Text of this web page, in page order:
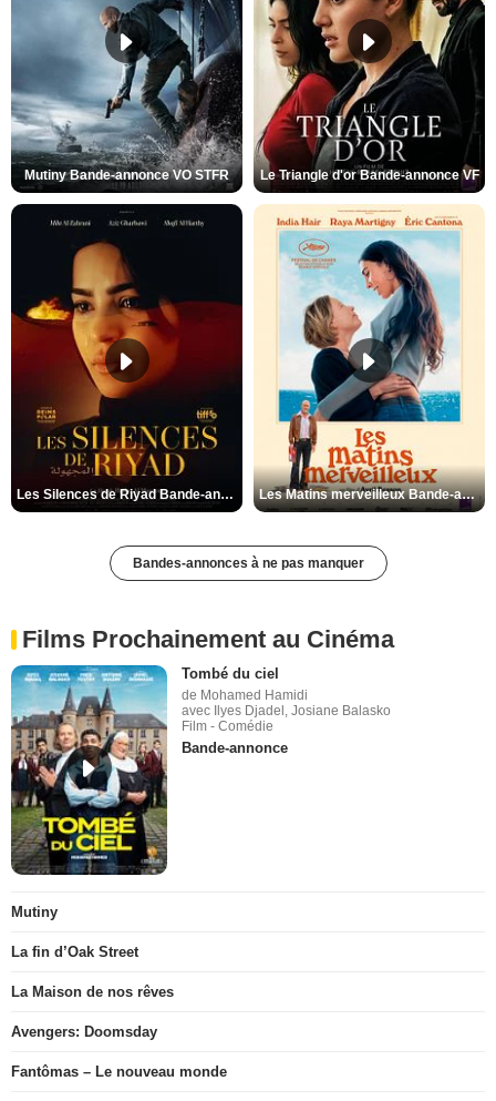
Mutiny Bande-annonce VO STFR Le Triangle d'or Bande-annonce VF
Les Silences de Riyad Bande-annonce VO STFR Les Matins merveilleux Bande-annonce VF
Bandes-annonces à ne pas manquer
Films Prochainement au Cinéma
Tombé du ciel
de Mohamed Hamidi
avec Ilyes Djadel, Josiane Balasko
Film - Comédie
Bande-annonce
Mutiny
La fin d’Oak Street
La Maison de nos rêves
Avengers: Doomsday
Fantômas – Le nouveau monde